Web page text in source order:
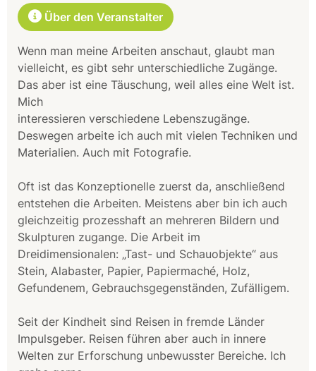
Über den Veranstalter
Wenn man meine Arbeiten anschaut, glaubt man
vielleicht, es gibt sehr unterschiedliche Zugänge.
Das aber ist eine Täuschung, weil alles eine Welt ist.
Mich
interessieren verschiedene Lebenszugänge.
Deswegen arbeite ich auch mit vielen Techniken und
Materialien. Auch mit Fotografie.
Oft ist das Konzeptionelle zuerst da, anschließend
entstehen die Arbeiten. Meistens aber bin ich auch
gleichzeitig prozesshaft an mehreren Bildern und
Skulpturen zugange. Die Arbeit im
Dreidimensionalen: „Tast- und Schauobjekte“ aus
Stein, Alabaster, Papier, Papiermaché, Holz,
Gefundenem, Gebrauchsgegenständen, Zufälligem.
Seit der Kindheit sind Reisen in fremde Länder
Impulsgeber. Reisen führen aber auch in innere
Welten zur Erforschung unbewusster Bereiche. Ich